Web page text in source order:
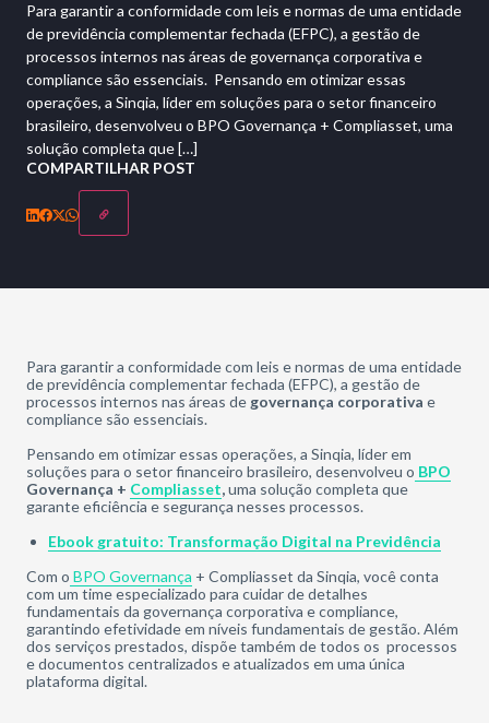
Para garantir a conformidade com leis e normas de uma entidade
de previdência complementar fechada (EFPC), a gestão de
processos internos nas áreas de governança corporativa e
compliance são essenciais. Pensando em otimizar essas
operações, a Sinqia, líder em soluções para o setor financeiro
brasileiro, desenvolveu o BPO Governança + Compliasset, uma
solução completa que […]
COMPARTILHAR POST
Para garantir a conformidade com leis e normas de uma entidade
de previdência complementar fechada (EFPC), a gestão de
processos internos nas áreas de governança corporativa e
compliance são essenciais.
Pensando em otimizar essas operações, a Sinqia, líder em
soluções para o setor financeiro brasileiro, desenvolveu o BPO
Governança + Compliasset,uma solução completa que
garante eficiência e segurança nesses processos.
Ebook gratuito: Transformação Digital na Previdência
Com o BPO Governança + Compliasset da Sinqia, você conta
com um time especializado para cuidar de detalhes
fundamentais da governança corporativa e compliance,
garantindo efetividade em níveis fundamentais de gestão. Além
dos serviços prestados, dispõe também de todos os processos
e documentos centralizados e atualizados em uma única
plataforma digital.